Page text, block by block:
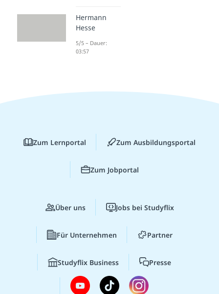
Hermann
Hesse
5/5 – Dauer:
03:57
Zum Lernportal Zum Ausbildungsportal
Zum Jobportal
Über uns Jobs bei Studyflix
Für Unternehmen Partner
Studyflix Business Presse